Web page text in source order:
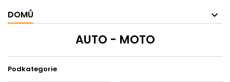
DOMŮ
AUTO - MOTO
Podkategorie